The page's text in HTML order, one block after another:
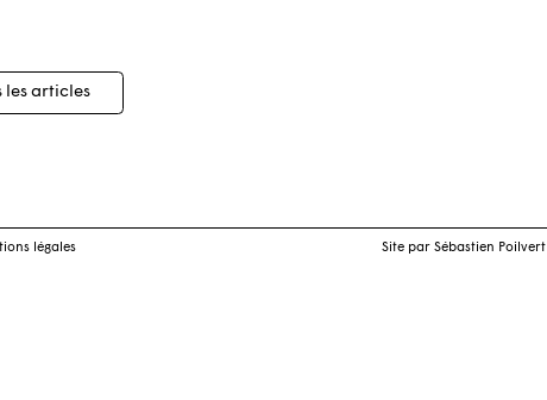
les articles
légales Site par Sébastien Poilvert